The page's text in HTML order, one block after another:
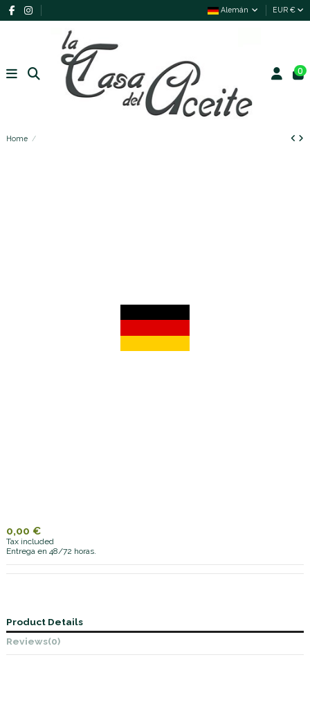
Alemán EUR €
0
Home
0,00 €
Tax included
Entrega en 48/72 horas.
Product Details
Reviews(0)